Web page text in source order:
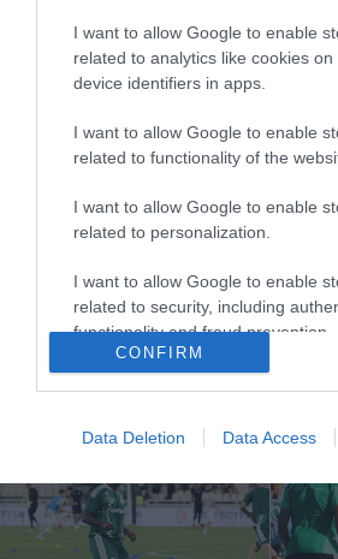
I want to allow Google to enable
related to analytics like cookies on
device identifiers in apps.
I want to allow Google to enable
related to functionality of the
I want to allow Google to enable
related to personalization.
I want to allow Google to enable
related to security, including
functionality and fraud prevention,
user protection.
CONFIRM
Data Deletion Data Access
Τακτική και κυκλοφορία
της μπάλας
08/08/2026 06/
Για την πρόκριση στη Η